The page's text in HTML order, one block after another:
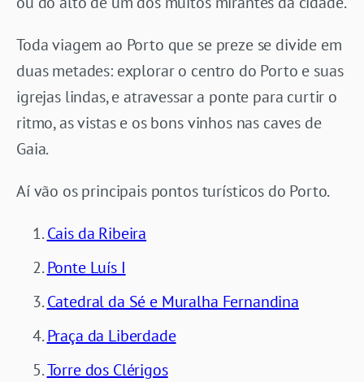
Toda viagem ao Porto que se preze se divide em
duas metades: explorar o centro do Porto e suas
igrejas lindas, e atravessar a ponte para curtir o
ritmo, as vistas e os bons vinhos nas caves de
Gaia.
Aí vão os principais pontos turísticos do Porto.
Cais da Ribeira
Ponte Luís I
Catedral da Sé e Muralha Fernandina
Praça da Liberdade
Torre dos Clérigos